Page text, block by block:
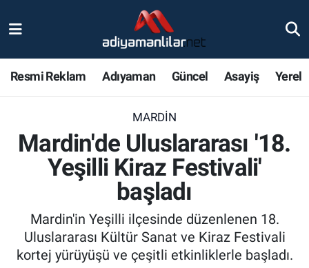
Resmi Reklam Adıyaman Güncel Asayiş Yerel
MARDIN
Mardin'de Uluslararası '18.
Yeşilli Kiraz Festivali'
başladı
Mardin'in Yeşilli ilçesinde düzenlenen 18.
Uluslararası Kültür Sanat ve Kiraz Festivali
kortej yürüyüşü ve çeşitli etkinliklerle başladı.
Magazin
Bölge Haberleri
Gündem
Asayiş
Nöbetçi Eczaneler
Adiyaman Namaz Vakitleri
Trafik Durumu
Süper Lig Puan Durumu ve Fikstür
Tüm Manşetler
Son Dakika Haberleri